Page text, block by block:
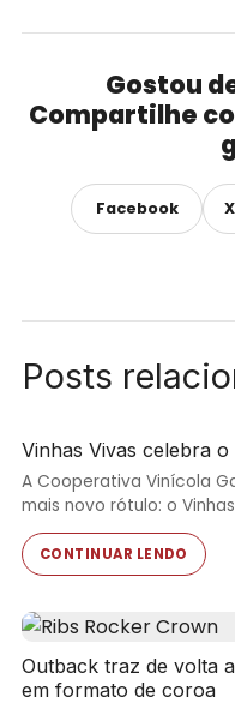
Gostou
Compartilhe
Facebook
Posts
Vinhas Vivas celebra o
A Cooperativa Vinícola
mais novo rótulo: o
CONTINUAR LENDO
Outback traz de volta
em formato de coroa